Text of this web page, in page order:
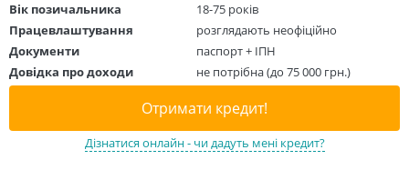
Вік позичальника
18-75 років
Працевлаштування
розглядають неофіційно
Документи
паспорт + ІПН
Довідка про доходи
не потрібна (до 75 000 грн.)
Отримати кредит!
Дізнатися онлайн - чи дадуть мені кредит?